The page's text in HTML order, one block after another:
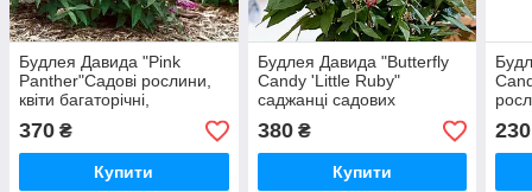
Будлея Давида "Pink
Panther"Садові рослини,
квіти багаторічні,
370 ₴
Купити
Будлея Давида "Butterfly
Candy 'Little Ruby"
саджанці садових
рослин,квітів у горщиках
380₴
Купити
та
230